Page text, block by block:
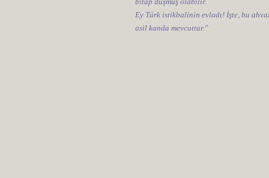
Ey Türk istikbalinin evladı! İşte, bu
asil kanda mevcuttur."